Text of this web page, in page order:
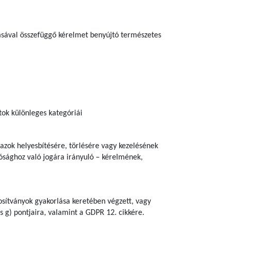
összefüggő kérelmet benyújtó természetes
különleges kategóriái
helyesbítésére, törlésére vagy kezelésének
való jogára irányuló – kérelmének,
gyakorlása keretében végzett, vagy
g) pontjaira, valamint a GDPR 12. cikkére.